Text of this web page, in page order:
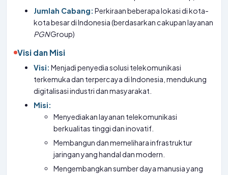
Jumlah Cabang: Perkiraan beberapa lokasi di kota-
kota besar di Indonesia (berdasarkan cakupan layanan
PGNGroup)
Visi dan Misi
Visi: Menjadi penyedia solusi telekomunikasi
terkemuka dan terpercaya di Indonesia, mendukung
digitalisasi industri dan masyarakat.
Misi:
Menyediakan layanan telekomunikasi
berkualitas tinggi dan inovatif.
Membangun dan memelihara infrastruktur
jaringan yang handal dan modern.
Mengembangkan sumber daya manusia yang